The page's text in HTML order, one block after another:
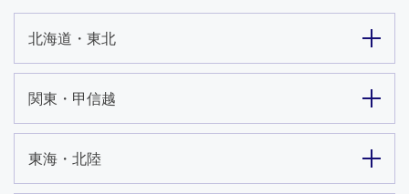
北海道・東北
関東・甲信越
東海・北陸